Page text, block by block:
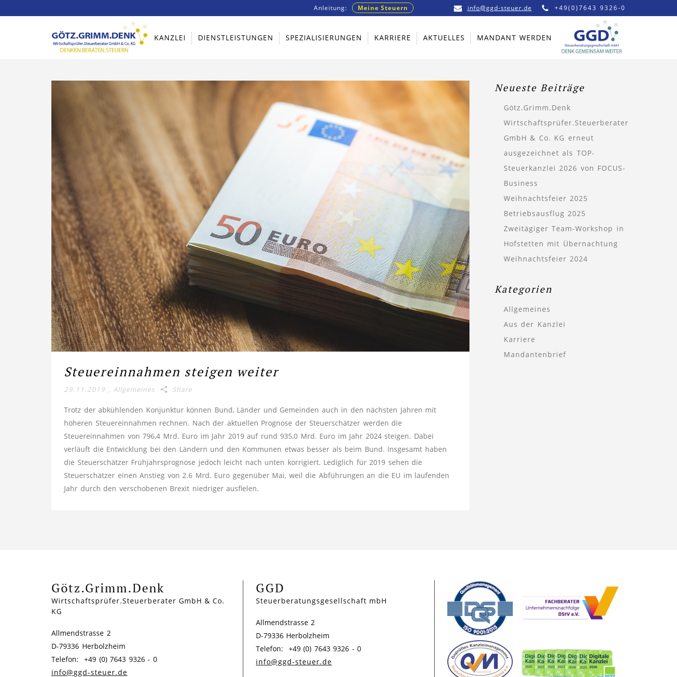
Anleitung: Meine Steuern info@ggd-steuer.de +49(0)7643 9326-0
KANZLEI DIENSTLEISTUNGEN SPEZIALISIERUNGEN KARRIERE AKTUELLES MANDANT WERDEN
Steuereinnahmen steigen weiter
29.11.2019 , Allgemeines Share
Trotz der abkühlenden Konjunktur können Bund, Länder und Gemeinden auch in den nächsten Jahren mit
höheren Steuereinnahmen rechnen. Nach der aktuellen Prognose der Steuerschätzer werden die
Steuereinnahmen von 796,4 Mrd. Euro im Jahr 2019 auf rund 935,0 Mrd. Euro im Jahr 2024 steigen. Dabei
verläuft die Entwicklung bei den Ländern und den Kommunen etwas besser als beim Bund. Insgesamt haben
die Steuerschätzer Frühjahrsprognose jedoch leicht nach unten korrigiert. Lediglich für 2019 sehen die
Steuerschätzer einen Anstieg von 2.6 Mrd. Euro gegenüber Mai, weil die Abführungen an die EU im laufenden
Jahr durch den verschobenen Brexit niedriger ausfielen.
Neueste Beiträge
Götz.Grimm.Denk
Wirtschaftsprüfer.Steuerberater
GmbH & Co. KG erneut
ausgezeichnet als TOP-
Steuerkanzlei 2026 von FOCUS-
Business
Weihnachtsfeier 2025
Betriebsausflug 2025
Zweitägiger Team-Workshop in
Hofstetten mit Übernachtung
Weihnachtsfeier 2024
Kategorien
Allgemeines
Aus der Kanzlei
Karriere
Mandantenbrief
Götz.Grimm.Denk
Wirtschaftsprüfer.Steuerberater GmbH & Co.
KG
Allmendstrasse 2
D-79336 Herbolzheim
Telefon: +49 (0) 7643 9326 - 0
info@ggd-steuer.de
GGD
Steuerberatungsgesellschaft mbH
Allmendstrasse 2
D-79336 Herbolzheim
Telefon: +49 (0) 7643 9326 - 0
info@ggd-steuer.de